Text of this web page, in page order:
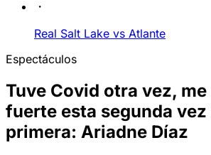
Real Salt Lake vs Atlante
Espectáculos
Tuve Covid otra vez,
fuerte esta segunda vez
primera: Ariadne Díaz